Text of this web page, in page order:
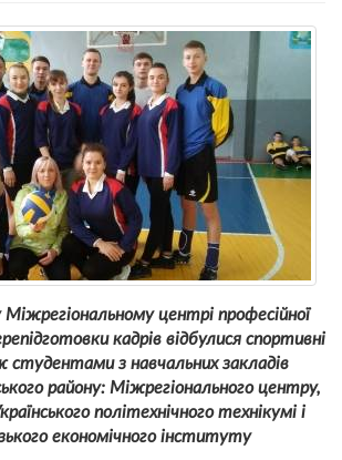
центрі професійної
кадрів відбулися спортивні
студентами з навчальних закладів
району: Міжрегіонального центру,
політехнічного технікумі і
економічного інституту